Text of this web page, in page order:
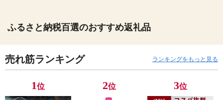
ふるさと納税百選のおすすめ返礼品
売れ筋ランキング ランキングをもっと見る
1位 2位 3位